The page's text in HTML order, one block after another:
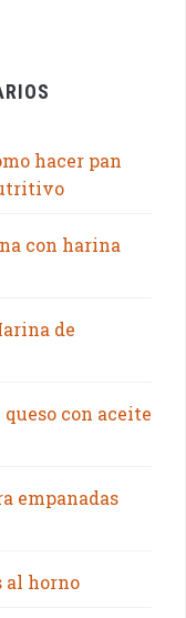
hacer pan
con harina
de
queso con aceite
empanadas
al horno